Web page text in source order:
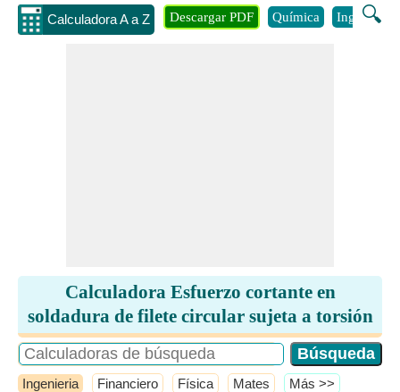
Calculadora A a Z 🔍
Descargar PDF Química Ingenieria
Calculadora Esfuerzo cortante en
soldadura de filete circular sujeta a torsión
Ingenieria Financiero Física Mates ​Más >>